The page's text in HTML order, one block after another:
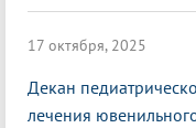
17 октября, 2025
Декан
лечения